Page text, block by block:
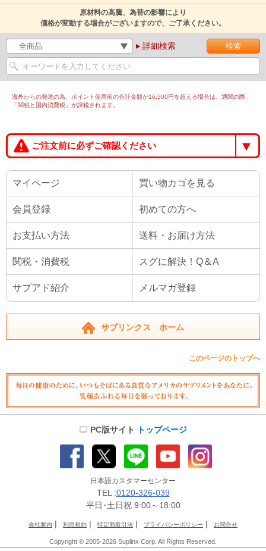
原材料の高騰、為替の影響により
価格が変動する場合がございますので、ご了承ください。
詳細検索
海外からの発送の為、ポイント使用前の合計金額が16,500円を超える場合は、通関の際
「関税と国内消費税」が課税されます。
ご注文前に必ずご確認ください
マイページ 買い物カゴを見る
会員登録 初めての方へ
お支払い方法 送料・お届け方法
関税・消費税 スグに解決！Q＆A
サプアド紹介 メルマガ登録
サプリンクス ホーム
このページのトップへ
PC版サイト トップページ
日本語カスタマーセンター
TEL :0120-326-039
平日･土日祝 9:00～18:00
会社案内 | 利用規約 | 特定商取引法 | プライバシーポリシー | お問合せ
Copyright © 2005-2026 Suplinx Corp. All Rights Reserved.